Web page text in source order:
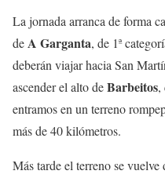
La jornada arranca de forma
deA Garganta, de 1ª
deberán viajar hacia San
ascender el alto deBarbeitos,
entramos en un terreno
más de 40 kilómetros.
Más tarde el terreno se